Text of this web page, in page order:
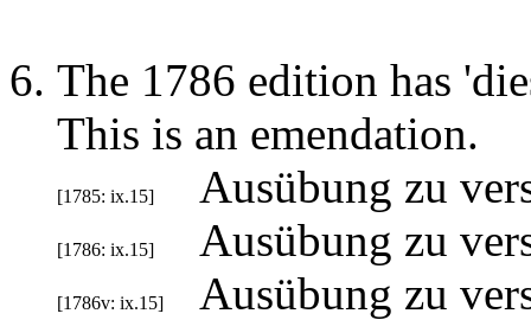
The 1786 edition has
This is an emendation.
[1785: ix.15] Ausübung zu
[1786: ix.15] Ausübung zu
[1786v: ix.15] Ausübung zu